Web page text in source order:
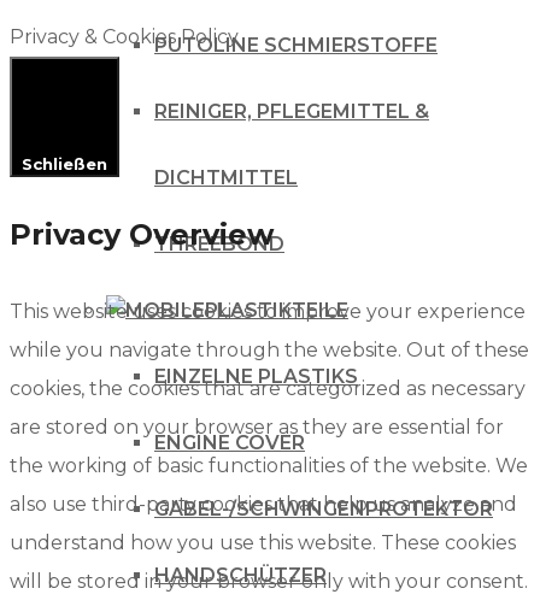
PUTOLINE SCHMIERSTOFFE
REINIGER, PFLEGEMITTEL &
DICHTMITTEL
THREEBOND
PLASTIKTEILE
EINZELNE PLASTIKS
ENGINE COVER
GABEL-/SCHWINGENPROTEKTOR
HANDSCHÜTZER
Privacy & Cookies Policy
Schließen
Privacy Overview
This website uses cookies to improve your experience
while you navigate through the website. Out of these
cookies, the cookies that are categorized as necessary
are stored on your browser as they are essential for
the working of basic functionalities of the website. We
also use third-party cookies that help us analyze and
understand how you use this website. These cookies
will be stored in your browser only with your consent.